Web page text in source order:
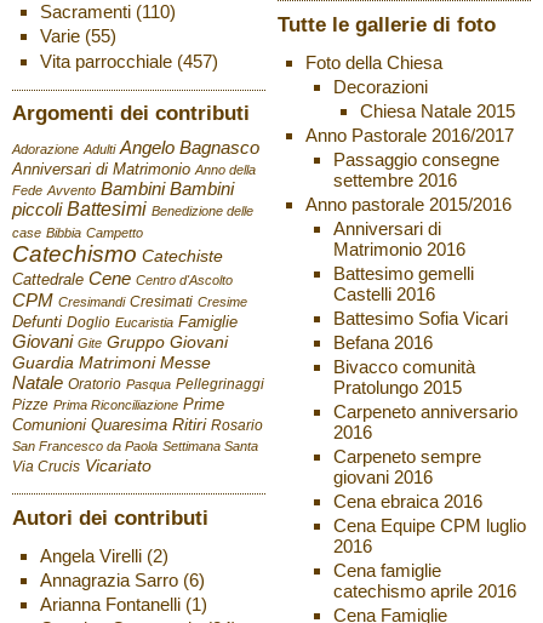
Sacramenti(110)
Varie(55)
Vita parrocchiale(457)
Argomenti dei contributi
Adorazione Adulti Angelo Bagnasco
Anniversari di Matrimonio Anno della
Fede Avvento Bambini Bambini
piccoli Battesimi Benedizione delle
case Bibbia Campetto
Catechismo Catechiste
Cattedrale Cene Centro d'Ascolto
CPM Cresimandi Cresimati Cresime
Defunti Doglio Eucaristia Famiglie
Giovani Gite Gruppo Giovani
Guardia Matrimoni Messe
Natale Oratorio Pasqua Pellegrinaggi
Pizze Prima Riconciliazione Prime
Comunioni Quaresima Ritiri Rosario
San Francesco da Paola Settimana Santa
Via Crucis Vicariato
Autori dei contributi
Angela Virelli(2)
Annagrazia Sarro(6)
Arianna Fontanelli(1)
Tutte le gallerie di foto
Foto della Chiesa
Decorazioni
Chiesa Natale 2015
Anno Pastorale 2016/2017
Passaggio consegne
settembre 2016
Anno pastorale 2015/2016
Anniversari di
Matrimonio 2016
Battesimo gemelli
Castelli 2016
Battesimo Sofia Vicari
Befana 2016
Bivacco comunità
Pratolungo 2015
Carpeneto anniversario
2016
Carpeneto sempre
giovani 2016
Cena ebraica 2016
Cena Equipe CPM luglio
2016
Cena famiglie
catechismo aprile 2016
Cena Famiglie